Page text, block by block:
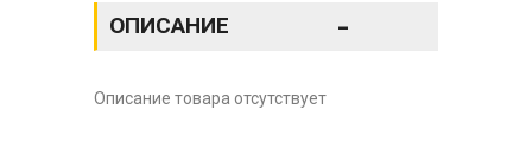
ОПИСАНИЕ -
Описание товара отсутствует